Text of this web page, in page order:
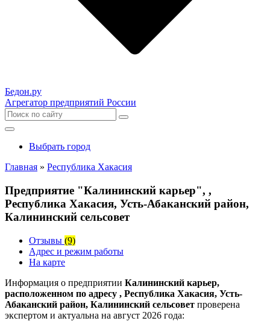
Бедон.ру
Агрегатор предприятий России
Выбрать город
Главная » Республика Хакасия
Предприятие "Калининский карьер", ,
Республика Хакасия, Усть-Абаканский район,
Калининский сельсовет
Отзывы (9)
Адрес и режим работы
На карте
Информация о предприятии Калининский карьер,
расположенном по адресу , Республика Хакасия, Усть-
Абаканский район, Калининский сельсовет проверена
экспертом и актуальна на август 2026 года: